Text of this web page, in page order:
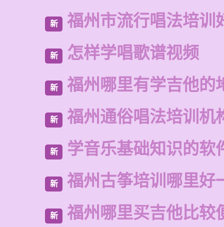
新 福州市流行唱法培训
新 怎样学唱歌谱视频
新 福州哪里有学吉他的
新 福州通俗唱法培训机
新 学音乐基础知识的软
新 福州古筝培训哪里好
新 福州哪里买吉他比较